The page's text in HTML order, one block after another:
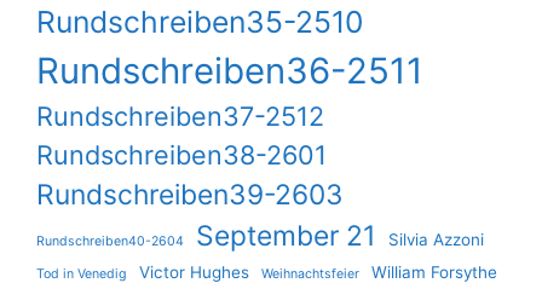
Rundschreiben35-2510
Rundschreiben36-2511
Rundschreiben37-2512
Rundschreiben38-2601
Rundschreiben39-2603
Rundschreiben40-2604 September 21 Silvia Azzoni
Tod in Venedig Victor Hughes Weihnachtsfeier William Forsythe